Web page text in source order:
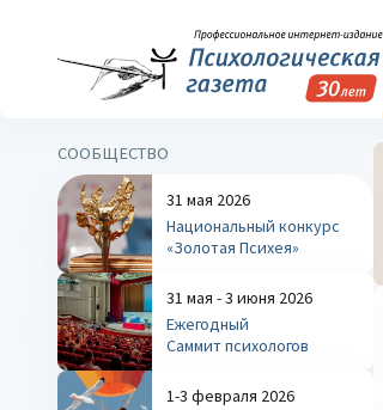
СООБЩЕСТВО
31 мая 2026
Национальный конкурс
«Золотая Психея»
31 мая - 3 июня 2026
Ежегодный
Саммит психологов
1-3 февраля 2026